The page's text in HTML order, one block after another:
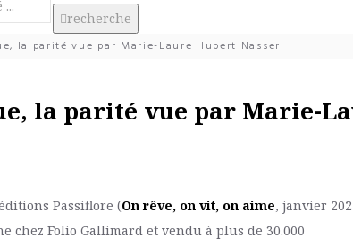
recherche
la parité vue par Marie-Laure Hubert Nasser
la parité vue par Marie-
Passiflore (On rêve, on vit, on aime, janvier
chez Folio Gallimard et vendu à plus de 30.000